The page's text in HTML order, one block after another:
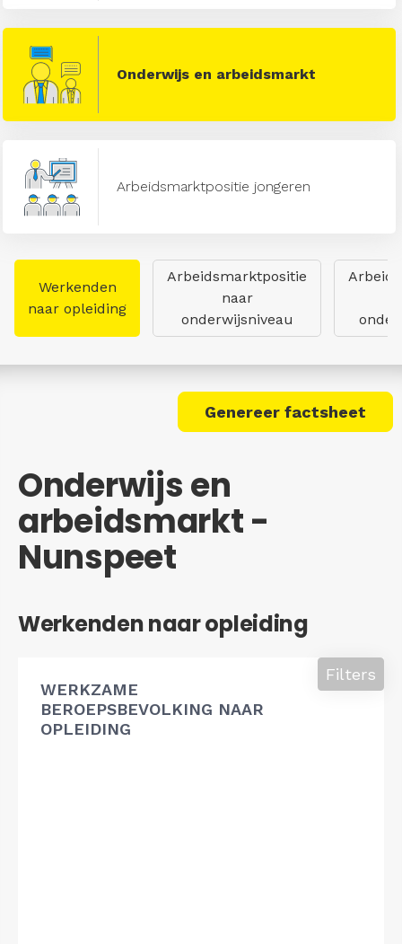
Onderwijs en arbeidsmarkt
Arbeidsmarktpositie jongeren
Werkenden
naar opleiding
Arbeidsmarktpositie
naar
onderwijsniveau
Genereer factsheet
Onderwijs en
arbeidsmarkt -
Nunspeet
Werkenden naar opleiding
WERKZAME
BEROEPSBEVOLKING NAAR
OPLEIDING
Filters